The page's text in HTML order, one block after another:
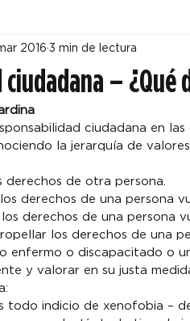
– ¿Qué
2016 3 min de lectura
ciudadana en
la jerarquía de
derechos de otra persona.
derechos de una persona
derechos de una persona
los derechos de una
enfermo o discapacitado o
y valorar en su justa
todo indicio de xenofobia –